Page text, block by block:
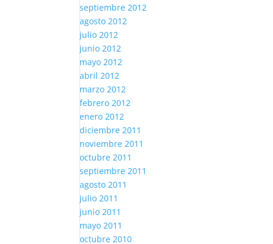
septiembre 2012
agosto 2012
julio 2012
junio 2012
mayo 2012
abril 2012
marzo 2012
febrero 2012
enero 2012
diciembre 2011
noviembre 2011
octubre 2011
septiembre 2011
agosto 2011
julio 2011
junio 2011
mayo 2011
octubre 2010